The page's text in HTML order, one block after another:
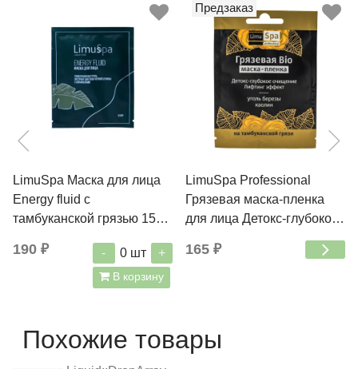
LimuSpa Маска для лица
Energy fluid с
тамбуканской грязью 15
190 ₽ - 0 шт +
В корзину
Предзаказ
LimuSpa Professional
Грязевая маска-пленка
для лица Детокс-глубокое
очищение и лифтинг 1 шт
165 ₽
Похожие товары